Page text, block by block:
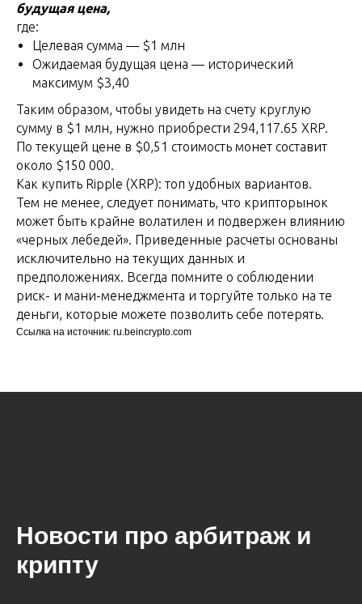
будущая цена,
где:
Целевая сумма — $1 млн
Ожидаемая будущая цена — исторический
максимум $3,40
Таким образом, чтобы увидеть на счету круглую
сумму в $1 млн, нужно приобрести 294,117.65 XRP.
По текущей цене в $0,51 стоимость монет составит
около $150 000.
Как купить Ripple (XRP): топ удобных вариантов.
Тем не менее, следует понимать, что крипторынок
может быть крайне волатилен и подвержен влиянию
«черных лебедей». Приведенные расчеты основаны
исключительно на текущих данных и
предположениях. Всегда помните о соблюдении
риск- и мани-менеджмента и торгуйте только на те
деньги, которые можете позволить себе потерять.
Ссылка на источник: ru.beincrypto.com
Новости про арбитраж и
крипту